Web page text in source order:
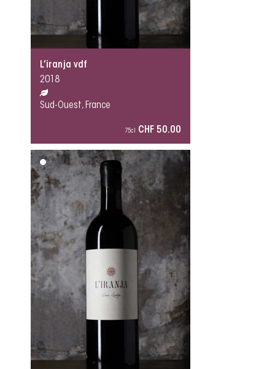
L’iranja vdf
2018
Sud-Ouest, France
75cl CHF 50.00